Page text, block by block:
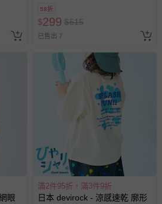
58折
$299 $515
已售出 7
眼
滿2件95折，滿3件9折
日本 devirock - 涼感速乾 廓形